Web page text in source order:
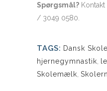
Spørgsmål? Kontakt
/ 3049 0580.
TAGS: Dansk
hjernegymnastik
Skolemælk